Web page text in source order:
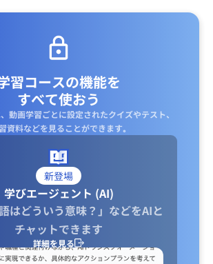
習コースの機能を
すべて使おう
動画学習ごとに設定されたクイズやテスト、
資料などを見ることができます｡
新登場
学びエージェント (AI)
語はどういう意味？」などをAIと
チャットできます
詳細を見る